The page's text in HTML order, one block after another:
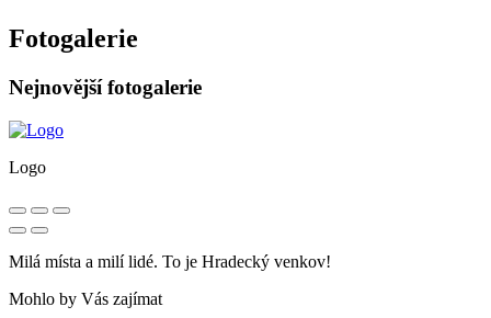
Fotogalerie
Nejnovější fotogalerie
Logo
Milá místa a milí lidé. To je Hradecký venkov!
Mohlo by Vás zajímat